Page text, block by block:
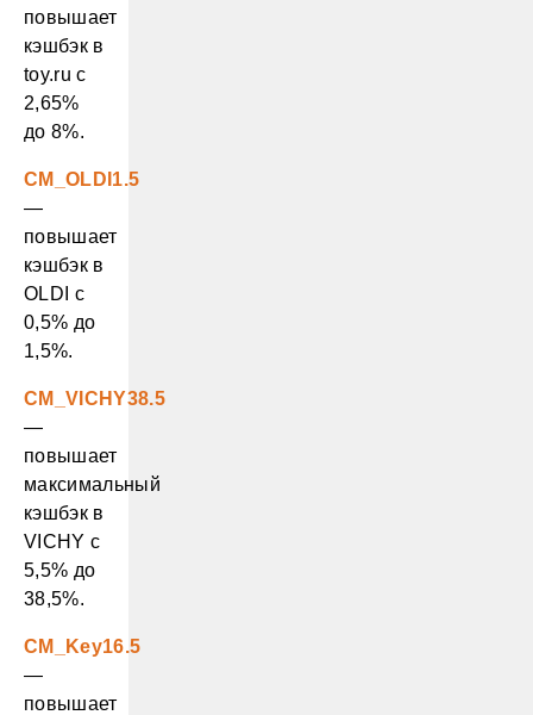
повышает
кэшбэк в
toy.ru с
2,65%
до 8%.
CM_OLDI1.5
—
повышает
кэшбэк в
OLDI с
0,5% до
1,5%.
CM_VICHY38.5
—
повышает
максимальный
кэшбэк в
VICHY с
5,5% до
38,5%.
CM_Key16.5
—
повышает